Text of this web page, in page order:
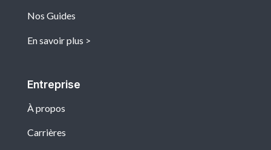
Nos Guides
En savoir plus
Entreprise
À propos
Carrières